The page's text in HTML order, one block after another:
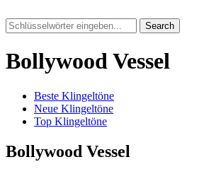
Search
Bollywood Vessel
Beste Klingeltöne
Neue Klingeltöne
Top Klingeltöne
Bollywood Vessel